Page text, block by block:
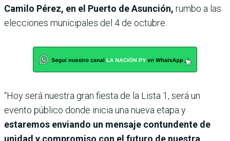
Camilo Pérez, en el Puerto de Asunción, rumbo a las
elecciones municipales del 4 de octubre.
“Hoy será nuestra gran fiesta de la Lista 1, será un
evento público donde inicia una nueva etapa y
estaremos enviando un mensaje contundente de
unidad y compromiso con el futuro de nuestra